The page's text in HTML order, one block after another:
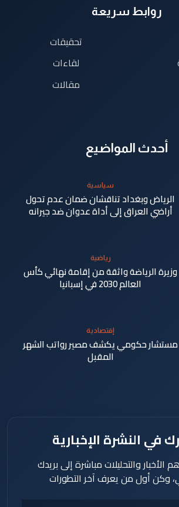
روابط سريعة
تحقيقات
لقاءات
مقالات
أحدث المواضيع
سياسية
الرياض وبغداد تناقشان ضمان عدم تحول
أراضي العراق إلى أداة عدوان ضد جيرانه
رياضية
وزيرة الرياضة واثقة من إقامة نهائي كأس
العالم 2030 في إسبانيا
إقتصادية
مستشار حكومي يكشف مصير رواتب الشهر
المقبل
في النشرة الإخبارية
والتحليلات مباشرة إلى بريدك
وكن أول من يعرف آخر التطورات